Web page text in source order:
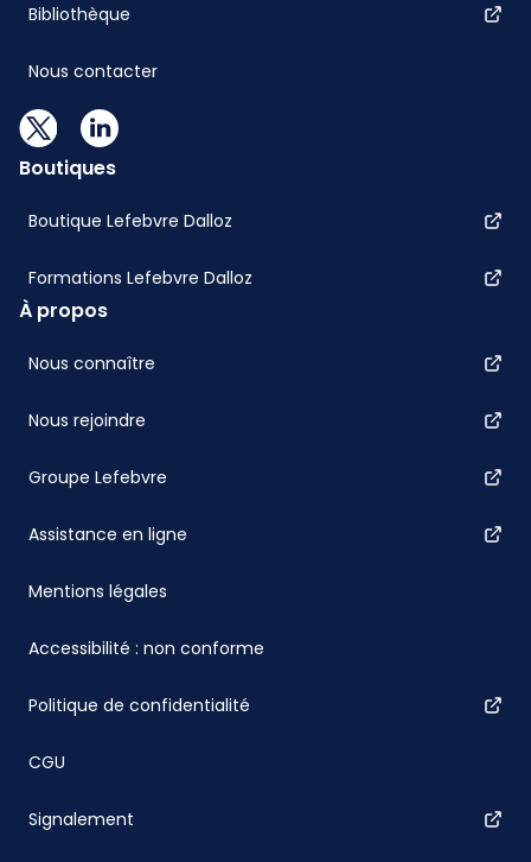
Bibliothèque
Nous contacter
Boutiques
Boutique Lefebvre Dalloz
Formations Lefebvre Dalloz
À propos
Nous connaître
Nous rejoindre
Groupe Lefebvre
Assistance en ligne
Mentions légales
Accessibilité : non conforme
Politique de confidentialité
CGU
Signalement